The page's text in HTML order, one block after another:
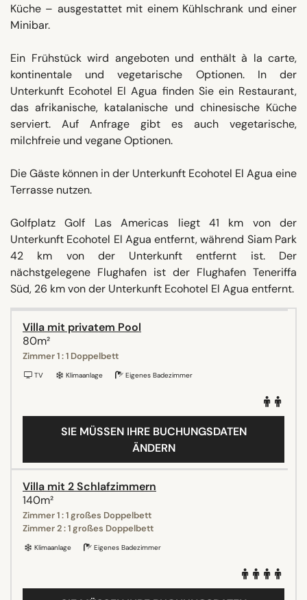
Küche – ausgestattet mit einem Kühlschrank und einer
Minibar.
Ein Frühstück wird angeboten und enthält à la carte,
kontinentale und vegetarische Optionen. In der
Unterkunft Ecohotel El Agua finden Sie ein Restaurant,
das afrikanische, katalanische und chinesische Küche
serviert. Auf Anfrage gibt es auch vegetarische,
milchfreie und vegane Optionen.
Die Gäste können in der Unterkunft Ecohotel El Agua eine
Terrasse nutzen.
Golfplatz Golf Las Americas liegt 41 km von der
Unterkunft Ecohotel El Agua entfernt, während Siam Park
42 km von der Unterkunft entfernt ist. Der
nächstgelegene Flughafen ist der Flughafen Teneriffa
Süd, 26 km von der Unterkunft Ecohotel El Agua entfernt.
Villa mit privatem Pool
80m²
Zimmer 1 : 1 Doppelbett
TV Klimaanlage Eigenes Badezimmer
SIE MÜSSEN IHRE BUCHUNGSDATEN
ÄNDERN
Villa mit 2 Schlafzimmern
140m²
Zimmer 1 : 1 großes Doppelbett
Zimmer 2 : 1 großes Doppelbett
Klimaanlage Eigenes Badezimmer